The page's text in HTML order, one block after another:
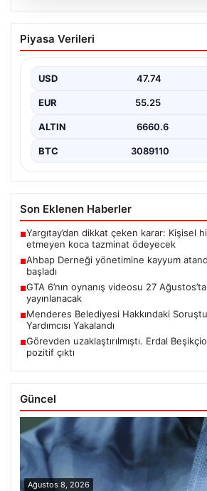
07.08.2026
Ahbap Derneği yönetimine
atandı. Fesih süreci başladı
Piyasa Verileri
USD 47.74
EUR 55.25
ALTIN 6660.6
BTC 3089110
Son Eklenen Haberler
■Yargıtay’dan dikkat çeken karar: Kişisel
etmeyen koca tazminat ödeyecek
■Ahbap Derneği yönetimine kayyum
başladı
■GTA 6’nın oynanış videosu 27
yayınlanacak
■Menderes Belediyesi Hakkındaki
Yardımcısı Yakalandı
■Görevden uzaklaştırılmıştı. Erdal
pozitif çıktı
Güncel
Ağustos 8, 2026